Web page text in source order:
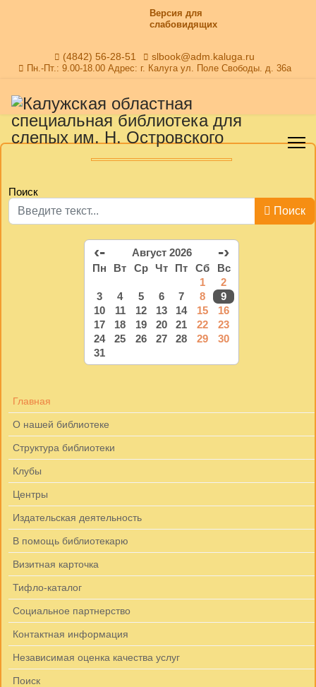
Версия для
слабовидящих
(4842) 56-28-51 slbook@adm.kaluga.ru
Пн.-Пт.: 9.00-18.00 Адрес: г. Калуга ул. Поле Свободы. д. 36а
Поиск
Поиск
‹- Август 2026 -›
Пн Вт Ср Чт Пт Сб
Вс
1
2
3
4 5 6 7 8
9
10
11 12 13 14 15
16
17
18 19 20 21 22
23
24
25 26 27 28 29
30
31
Главная
О нашей библиотеке
Структура библиотеки
Клубы
Центры
Издательская деятельность
В помощь библиотекарю
Визитная карточка
Тифло-каталог
Социальное партнерство
Контактная информация
Независимая оценка качества услуг
Поиск